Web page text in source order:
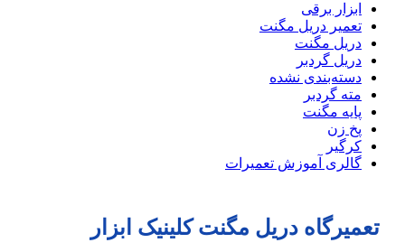
ابزار برقی
تعمیر دریل مگنت
دریل مگنت
دریل گردبر
دسته‌بندی نشده
مته گردبر
پایه مگنت
پخ زن
کرگیر
گالری آموزش تعمیرات
تعمیرگاه دریل مگنت کلینیک ابزار